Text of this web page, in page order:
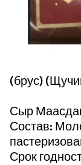
(брус)
Сыр
Состав:
Срок